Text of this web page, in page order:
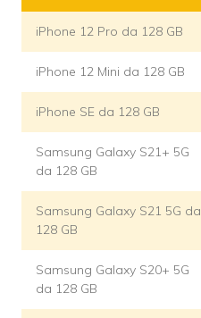
iPhone 12 Pro da 128 GB
iPhone 12 Mini da 128 GB
iPhone SE da 128 GB
Samsung Galaxy S21+ 5G
da 128 GB
Samsung Galaxy S21 5G da
128 GB
Samsung Galaxy S20+ 5G
da 128 GB